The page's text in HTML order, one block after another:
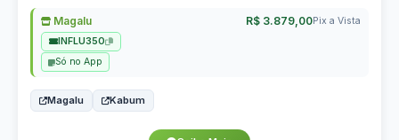
Magalu R$ 3.879,00Pix a Vista
INFLU350
Só no App
Magalu Kabum